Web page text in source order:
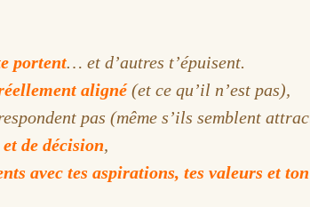
portent… et d’autres t’épuisent.
aligné(et ce qu’il n’est pas),
pas (même s’ils semblent
de décision,
avec tes aspirations, tes valeurs et